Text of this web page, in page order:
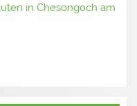
in Chesongoch am